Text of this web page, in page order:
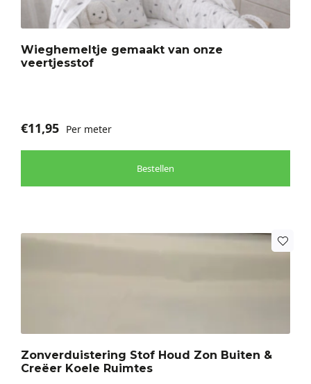
Wieghemeltje gemaakt van onze
veertjesstof
€11,95 Per meter
Bestellen
Zonverduistering Stof Houd Zon Buiten &
Creëer Koele Ruimtes